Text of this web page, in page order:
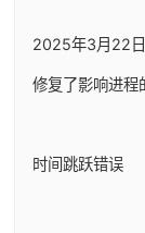
2025年3月22
修复了影响进程
时间跳跃错误